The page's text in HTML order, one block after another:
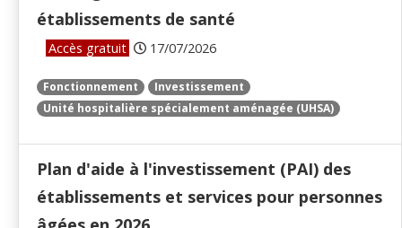
établissements de santé
Accès gratuit 17/07/2026
Fonctionnement
Investissement
Unité hospitalière spécialement aménagée (UHSA)
Plan d'aide à l'investissement (PAI) des
établissements et services pour personnes